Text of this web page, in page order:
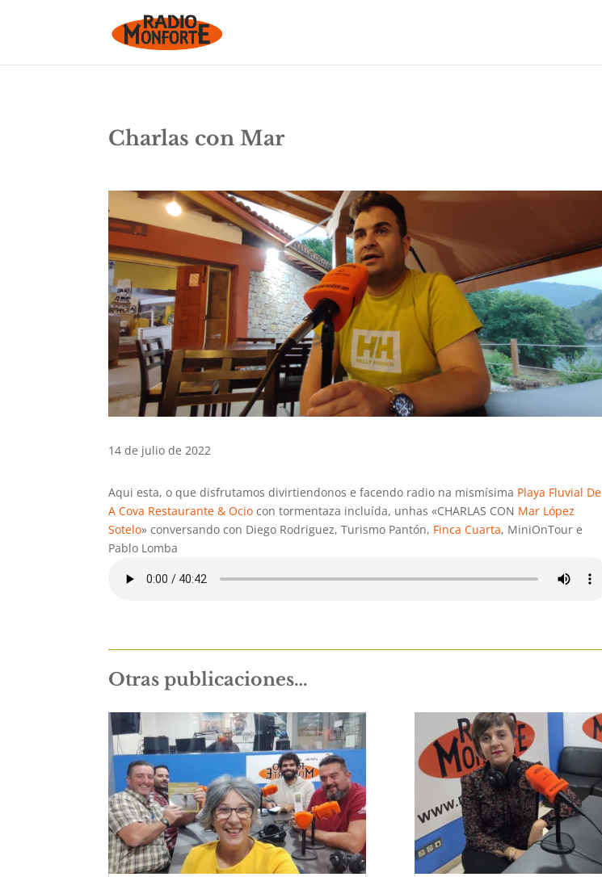
Charlas con Mar
14 de julio de 2022
Aqui esta, o que disfrutamos divirtiendonos e facendo radio na mismísima Playa Fluvial De
A Cova Restaurante & Ocio con tormentaza incluída, unhas «CHARLAS CON Mar López
Sotelo» conversando con Diego Rodriguez, Turismo Pantón, Finca Cuarta, MiniOnTour e
Pablo Lomba
Otras publicaciones…